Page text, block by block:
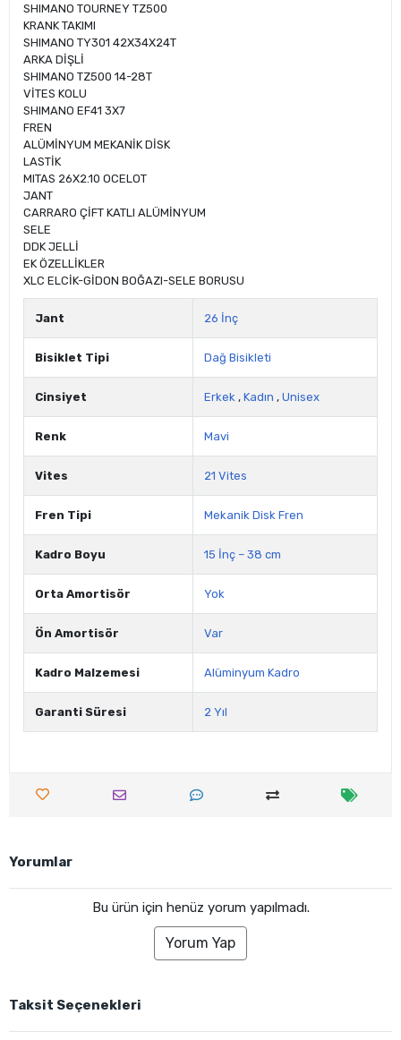
SHIMANO TOURNEY TZ500
KRANK TAKIMI
SHIMANO TY301 42X34X24T
ARKA DİŞLİ
SHIMANO TZ500 14-28T
VİTES KOLU
SHIMANO EF41 3X7
FREN
ALÜMİNYUM MEKANİK DİSK
LASTİK
MITAS 26X2.10 OCELOT
JANT
CARRARO ÇİFT KATLI ALÜMİNYUM
SELE
DDK JELLİ
EK ÖZELLİKLER
XLC ELCİK-GİDON BOĞAZI-SELE BORUSU
Jant 26 İnç
Bisiklet Tipi Dağ Bisikleti
Cinsiyet Erkek , Kadın , Unisex
Renk Mavi
Vites 21 Vites
Fren Tipi Mekanik Disk Fren
Kadro Boyu 15 İnç – 38 cm
Orta Amortisör Yok
Ön Amortisör Var
Kadro Malzemesi Alüminyum Kadro
Garanti Süresi 2 Yıl
Yorumlar
Bu ürün için henüz yorum yapılmadı.
Yorum Yap
Taksit Seçenekleri